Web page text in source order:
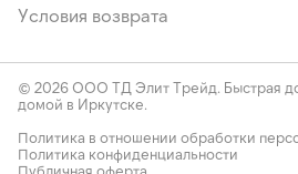
Условия возврата
© 2026 ООО ТД Элит Трейд. Быстрая
домой в Иркутске.
Политика в отношении обработки
Политика конфиденциальности